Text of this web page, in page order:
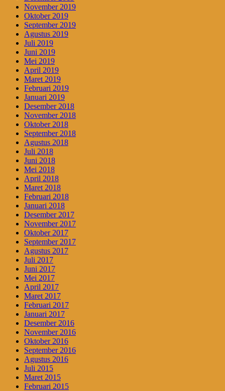
November 2019
Oktober 2019
September 2019
Agustus 2019
Juli 2019
Juni 2019
Mei 2019
April 2019
Maret 2019
Februari 2019
Januari 2019
Desember 2018
November 2018
Oktober 2018
September 2018
Agustus 2018
Juli 2018
Juni 2018
Mei 2018
April 2018
Maret 2018
Februari 2018
Januari 2018
Desember 2017
November 2017
Oktober 2017
September 2017
Agustus 2017
Juli 2017
Juni 2017
Mei 2017
April 2017
Maret 2017
Februari 2017
Januari 2017
Desember 2016
November 2016
Oktober 2016
September 2016
Agustus 2016
Juli 2015
Maret 2015
Februari 2015